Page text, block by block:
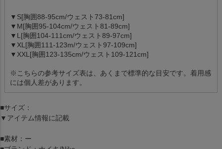
▼S[胸囲88-95cm/ウェスト73-81cm]
▼M[胸囲95-104cm/ウェスト81-89cm]
▼L[胸囲104-111cm/ウェスト89-97cm]
▼XL[胸囲111-123m/ウェスト97-109cm]
▼XXL[胸囲123-135cm/ウェスト109-121cm]
※こちらの参考サイズ表は、あくまで標準的な目安です。着用感
には個人差があります。
■サイズ：
▼アイテム情報に記載
■素材：ー